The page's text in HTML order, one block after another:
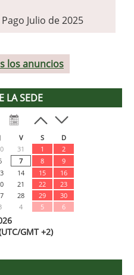
Julio de 2025
los anuncios
LA SEDE
J V S
D
31 1
2
7 8
9
14 15
16
21 22
23
28 29
30
4 5 6
GMT +2)